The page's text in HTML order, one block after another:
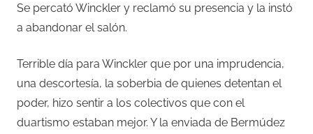
Se percató Winckler y reclamó su presencia y la instó
a abandonar el salón.
Terrible día para Winckler que por una imprudencia,
una descortesía, la soberbia de quienes detentan el
poder, hizo sentir a los colectivos que con el
duartismo estaban mejor. Y la enviada de Bermúdez